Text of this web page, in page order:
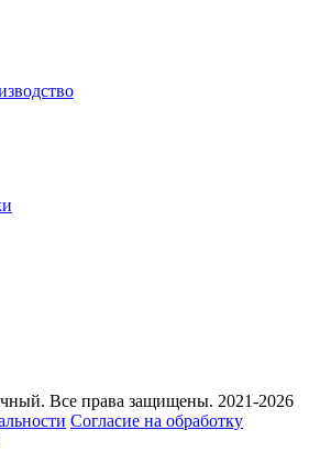
Все права защищены. 2021-2026
Согласие на обработку